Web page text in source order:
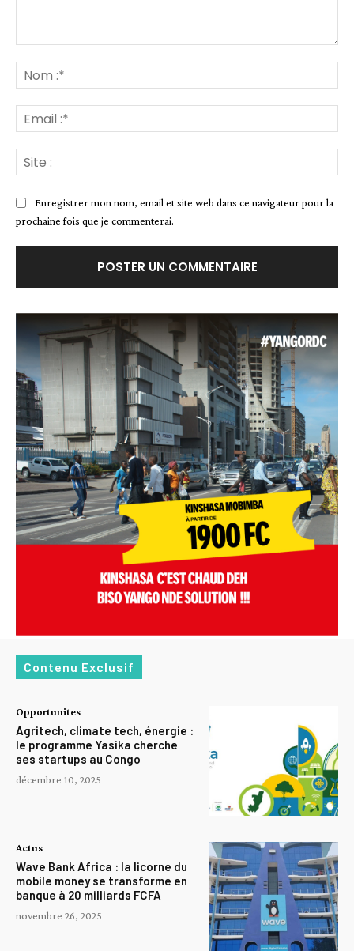
:*
:*
:
Enregistrer mon nom, email et site web dans ce navigateur pour la
prochaine fois que je commenterai.
Contenu Exclusif
Opportunites
Agritech, climate tech, énergie :
le programme Yasika cherche
ses startups au Congo
décembre 10, 2025
Actus
Wave Bank Africa : la licorne du
mobile money se transforme en
banque à 20 milliards FCFA
novembre 26, 2025